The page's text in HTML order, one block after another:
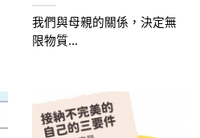
我們與母親的關係，決定無
限物質...